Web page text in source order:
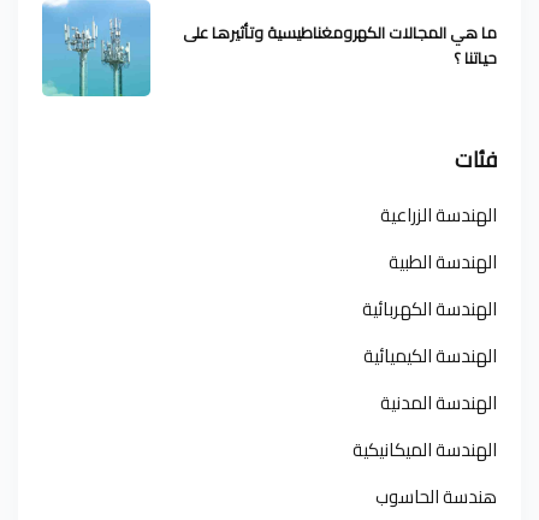
ما هي المجالات الكهرومغناطيسية وتأثيرها على
حياتنا ؟
فئات
الهندسة الزراعية
الهندسة الطبية
الهندسة الكهربائية
الهندسة الكيميائية
الهندسة المدنية
الهندسة الميكانيكية
هندسة الحاسوب